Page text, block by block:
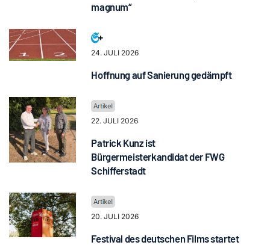
magnum“
24. JULI 2026
Hoffnung auf Sanierung gedämpft
22. JULI 2026
Patrick Kunz ist
Bürgermeisterkandidat der FWG
Schifferstadt
20. JULI 2026
Festival des deutschen Films startet